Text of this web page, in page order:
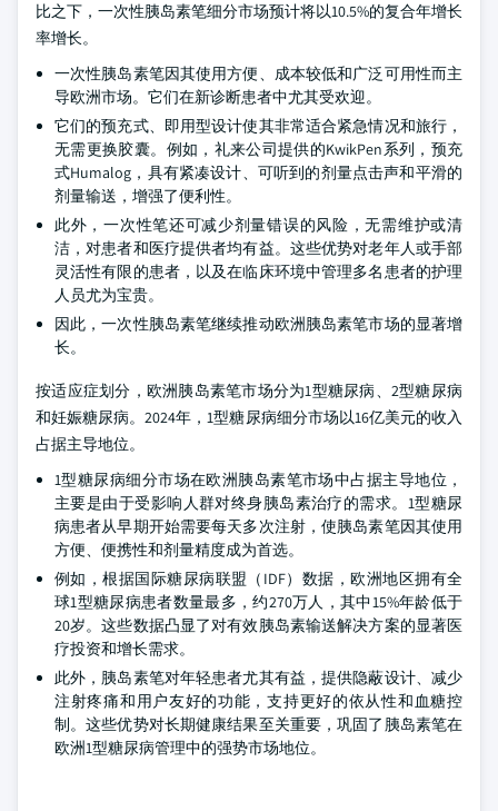
比之下，一次性胰岛素笔细分市场预计将以10.5%的复合年增长
率增长。
一次性胰岛素笔因其使用方便、成本较低和广泛可用性而主
导欧洲市场。它们在新诊断患者中尤其受欢迎。
它们的预充式、即用型设计使其非常适合紧急情况和旅行，
无需更换胶囊。例如，礼来公司提供的KwikPen系列，预充
式Humalog，具有紧凑设计、可听到的剂量点击声和平滑的
剂量输送，增强了便利性。
此外，一次性笔还可减少剂量错误的风险，无需维护或清
洁，对患者和医疗提供者均有益。这些优势对老年人或手部
灵活性有限的患者，以及在临床环境中管理多名患者的护理
人员尤为宝贵。
因此，一次性胰岛素笔继续推动欧洲胰岛素笔市场的显著增
长。
按适应症划分，欧洲胰岛素笔市场分为1型糖尿病、2型糖尿病
和妊娠糖尿病。2024年，1型糖尿病细分市场以16亿美元的收入
占据主导地位。
1型糖尿病细分市场在欧洲胰岛素笔市场中占据主导地位，
主要是由于受影响人群对终身胰岛素治疗的需求。1型糖尿
病患者从早期开始需要每天多次注射，使胰岛素笔因其使用
方便、便携性和剂量精度成为首选。
例如，根据国际糖尿病联盟（IDF）数据，欧洲地区拥有全
球1型糖尿病患者数量最多，约270万人，其中15%年龄低于
20岁。这些数据凸显了对有效胰岛素输送解决方案的显著医
疗投资和增长需求。
此外，胰岛素笔对年轻患者尤其有益，提供隐蔽设计、减少
注射疼痛和用户友好的功能，支持更好的依从性和血糖控
制。这些优势对长期健康结果至关重要，巩固了胰岛素笔在
欧洲1型糖尿病管理中的强势市场地位。